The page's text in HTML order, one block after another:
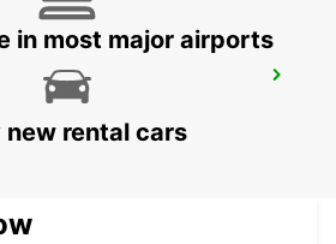
- CHANNEL
KINGDOM
in most major airports
new rental cars